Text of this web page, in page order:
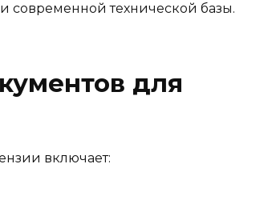
технической базы.
для
включает: